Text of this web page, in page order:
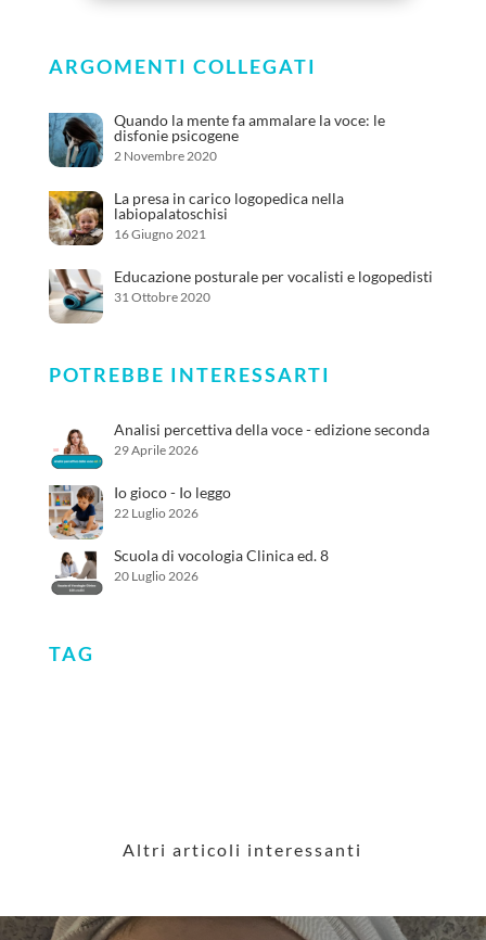
ARGOMENTI COLLEGATI
Quando la mente fa ammalare la voce: le
disfonie psicogene
2 Novembre 2020
La presa in carico logopedica nella
labiopalatoschisi
16 Giugno 2021
Educazione posturale per vocalisti e logopedisti
31 Ottobre 2020
POTREBBE INTERESSARTI
Analisi percettiva della voce - edizione seconda
29 Aprile 2026
Io gioco - Io leggo
22 Luglio 2026
Scuola di vocologia Clinica ed. 8
20 Luglio 2026
TAG
Altri articoli interessanti